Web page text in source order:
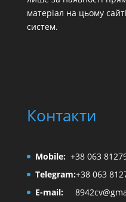
матеріал на цьому
систем.
Контакти
Mobile: +38 063
Telegram:+38 063
E-mail: